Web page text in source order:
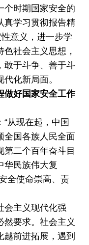
个时期国家安全的
真学习贯彻报告精
意义，进一步学
社会主义思想，
敢于斗争、善于斗
化新局面。
做好国家安全工作
从现在起，中国
全国各族人民全面
二个百年奋斗目
华民族伟大复
全使命崇高、责
会主义现代化强
然要求。社会主义
前进拓展，遇到